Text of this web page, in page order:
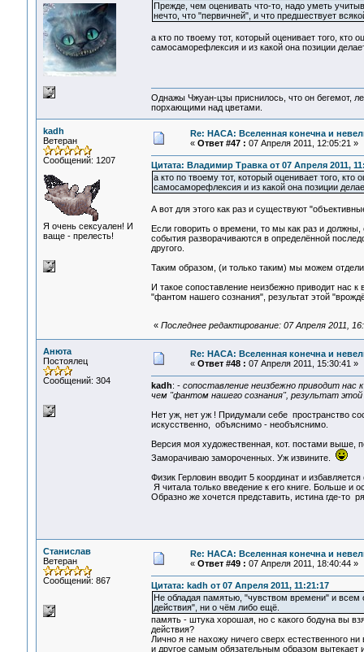
Прежде, чем оценивать что-то, надо уметь
нечто, что "первичней", и что предшествует
а кто по твоему тот, который оценивает того, кто
самосаморефлексия и из какой она позиции
Однажы Чжуан-цзы приснилось, что он бегемот,
порхающими над цветами.
kadh
Ветеран
Сообщений: 1207
Я очень сексуален! И
ваще - прелесть!
Re: НАСА: Вселенная конечна и
« Ответ #47 : 07 Апреля 2011, 12:05:21 »
Цитата: Владимир Травка от 07 Апреля 2011,
а кто по твоему тот, который оценивает того,
самосаморефлексия и из какой она позиции
А вот для этого как раз и существуют
Если говорить о времени, то мы как раз и должны,
события разворачиваются в определённой
другого.
Таким образом, (и только таким) мы можем
И такое сопоставление неизбежно приводит нас
"фантом нашего сознания", результат этой
« Последнее редактирование: 07 Апреля 2011,
Анюта
Постоялец
Сообщений: 304
Re: НАСА: Вселенная конечна и
« Ответ #48 : 07 Апреля 2011, 15:30:41 »
kadh: - сопоставление неизбежно приводит нас
чем "фантом нашего сознания", результат этой
Нет уж, нет уж ! Придумали себе пространство
искусственно, объяснимо - необъяснимо.
Версия моя художественная, кот. постами выше,
Заморачиваю замороченных. Уж извините.
Физик Герловин вводит 5 координат и
Я читала только введение к его книге. Больше и
Образно же хочется представить, истина где-то
Станислав
Ветеран
Сообщений: 867
Re: НАСА: Вселенная конечна и
« Ответ #49 : 07 Апреля 2011, 18:40:44 »
Цитата: kadh от 07 Апреля 2011, 11:21:17
Не обладая памятью, "чувством времени" и всем
действия", ни о чём либо ещё.
память - штука хорошая, но с какого бодуна вы
действия?
Лично я не нахожу ничего сверх естественного
и другое самым обязательным образом вытекает